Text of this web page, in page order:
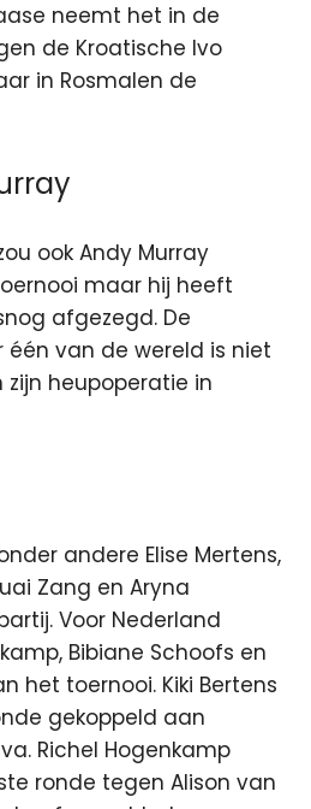
neemt het in de
de Kroatische Ivo
in Rosmalen de
ook Andy Murray
maar hij heeft
afgezegd. De
van de wereld is niet
heupoperatie in
andere Elise Mertens,
Zang en Aryna
Voor Nederland
Bibiane Schoofs en
het toernooi. Kiki Bertens
gekoppeld aan
Richel Hogenkamp
ronde tegen Alison van